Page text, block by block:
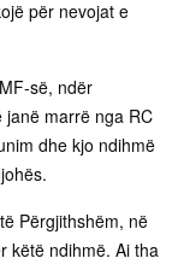
për nevojat e
së, ndër
marrë nga RC
dhe kjo ndihmë
Përgjithshëm, në
këtë ndihmë. Ai tha